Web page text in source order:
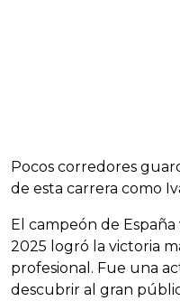
Pocos corredores
de esta carrera como
El campeón de
2025 logró la victoria
profesional. Fue una
descubrir al gran